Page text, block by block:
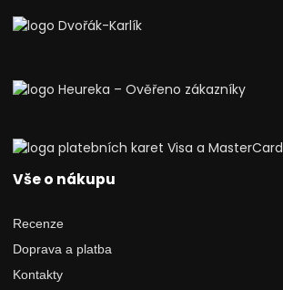
Vše o nákupu
Recenze
Doprava a platba
Kontakty